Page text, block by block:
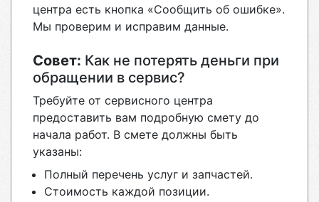
центра есть кнопка «Сообщить об ошибке».
Мы проверим и исправим данные.
Совет: Как не потерять деньги при
обращении в сервис?
Требуйте от сервисного центра
предоставить вам подробную смету до
начала работ. В смете должны быть
указаны:
Полный перечень услуг и запчастей.
Стоимость каждой позиции.